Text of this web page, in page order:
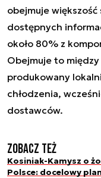
obejmuje
dostępnych
około 80% z
Obejmuje to
produkowany
chłodzenia,
dostawców.
Zobacz też
Kosiniak-Kamysz o
Polsce: docelowy